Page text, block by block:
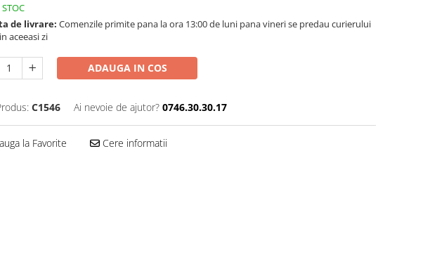
de livrare: Comenzile primite pana la ora 13:00 de luni pana vineri se predau curierului
aceeasi zi
ADAUGA IN COS
C1546 Ai nevoie de ajutor? 0746.30.30.17
la Favorite Cere informatii